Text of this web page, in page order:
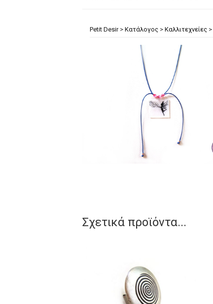
Petit Desir> Κατάλογος > Καλλιτεχνείες >
Σχετικά προϊόντα...